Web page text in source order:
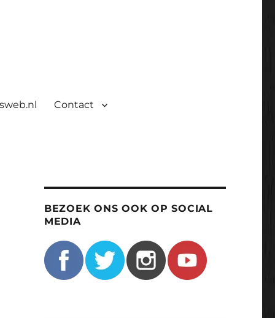
Contact
BEZOEK ONS OOK OP SOCIAL
MEDIA